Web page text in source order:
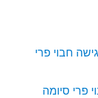
חבוי פרי
פרי סיומה